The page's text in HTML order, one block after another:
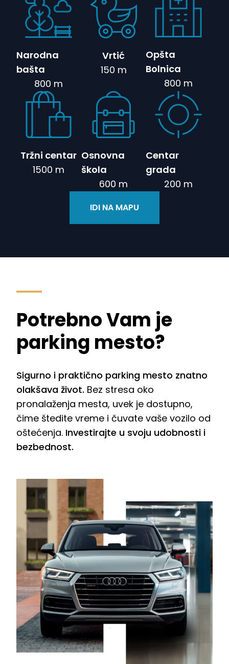
Narodna
bašta
800 m
Vrtić
150 m
Opšta
Bolnica
800 m
Tržni centar
1500 m
Osnovna
škola
600 m
Centar
grada
200 m
IDI NA MAPU
Potrebno Vam je
parking mesto?
Sigurno i praktično parking mesto znatno
olakšava život. Bez stresa oko
pronalaženja mesta, uvek je dostupno,
čime štedite vreme i čuvate vaše vozilo od
oštećenja. Investirajte u svoju udobnosti i
bezbednost.